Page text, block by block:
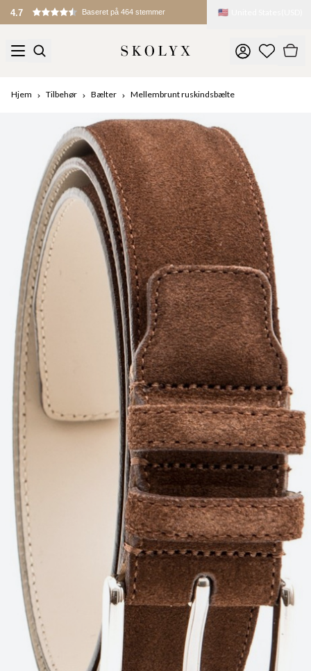
4.7 Baseret på 464 stemmer 🇺🇸
Hjem Tilbehør Bælter Mellembrunt ruskindsbælte